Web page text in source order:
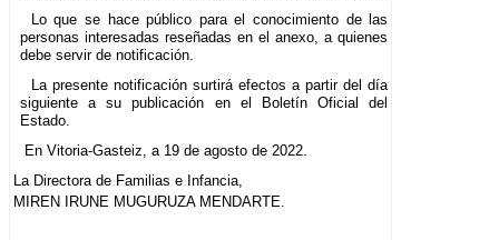
Lo que se hace público para el conocimiento de las
personas interesadas reseñadas en el anexo, a quienes
debe servir de notificación.
La presente notificación surtirá efectos a partir del día
siguiente a su publicación en el Boletín Oficial del
Estado.
En Vitoria-Gasteiz, a 19 de agosto de 2022.
La Directora de Familias e Infancia,
MIREN IRUNE MUGURUZA MENDARTE.